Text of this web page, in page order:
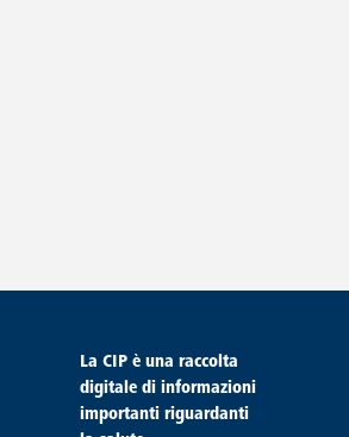
piè di pagina
La CIP è una raccolta
digitale di informazioni
importanti riguardanti